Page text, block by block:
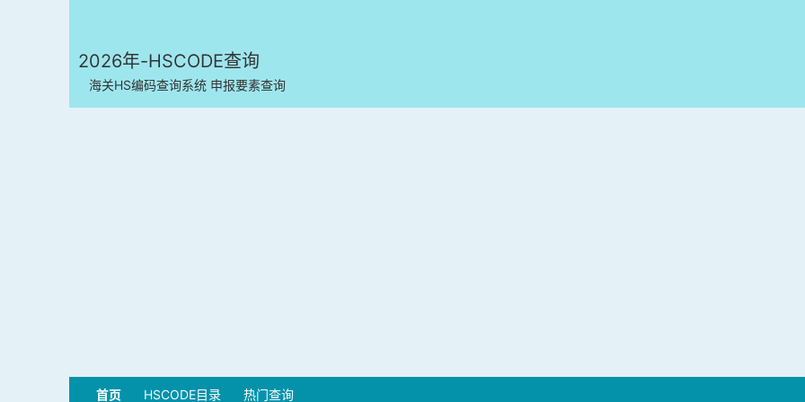
2026年-HSCODE查询
海关HS编码查询系统 申报要素查询
首页 HSCODE目录 热门查询